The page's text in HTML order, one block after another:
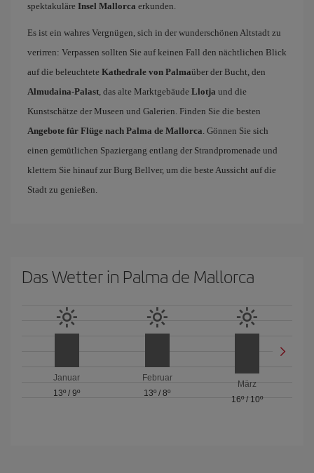
spektakuläre Insel Mallorca erkunden.
Es ist ein wahres Vergnügen, sich in der wunderschönen Altstadt zu
verirren: Verpassen sollten Sie auf keinen Fall den nächtlichen Blick
auf die beleuchtete Kathedrale von Palmaüber der Bucht, den
Almudaina-Palast, das alte Marktgebäude Llotja und die
Kunstschätze der Museen und Galerien. Finden Sie die besten
Angebote für Flüge nach Palma de Mallorca. Gönnen Sie sich
einen gemütlichen Spaziergang entlang der Strandpromenade und
klettern Sie hinauf zur Burg Bellver, um die beste Aussicht auf die
Stadt zu genießen.
Das Wetter in Palma de Mallorca
Januar
13º /9º
Februar
13º / 8º
März
16º/ 10º